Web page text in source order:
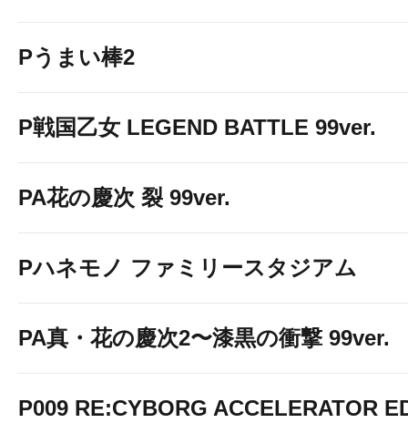
Pうまい棒2
P戦国乙女 LEGEND BATTLE 99ver.
PA花の慶次 裂 99ver.
Pハネモノ ファミリースタジアム
PA真・花の慶次2〜漆黒の衝撃 99ver.
P009 RE:CYBORG ACCELERATOR